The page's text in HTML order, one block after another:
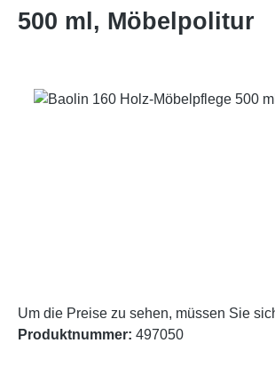
500 ml, Möbelpolitur
Bildergalerie überspringen
Um die Preise zu sehen, müssen Sie
Produktnummer: 497050